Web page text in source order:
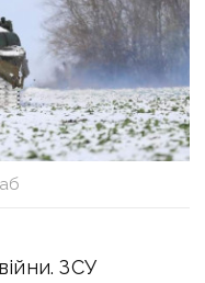
ЗСУ